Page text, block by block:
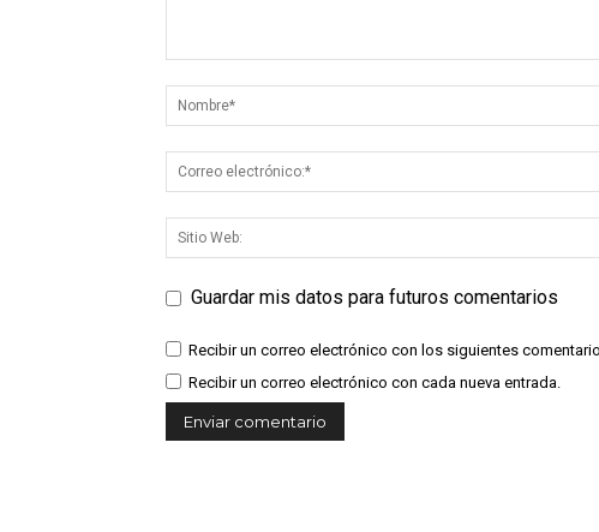
Guardar mis datos para futuros comentarios
Recibir un correo electrónico con los siguientes
Recibir un correo electrónico con cada nueva entrada.